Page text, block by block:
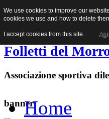
Facebook
Folletti del
Associazione sportiva
bannerHome
We use cookies to improve our
cookies we use and how to delete
I accept cookies from this site.